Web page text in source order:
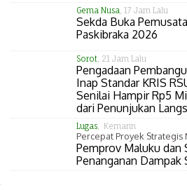
Gema Nusa , 17 Jam Lalu
Sekda Buka
Paskibraka 2026
Sorot, 21 Jam Lalu
Pengadaan
Inap Standar KRIS
Senilai Hampir Rp5
dari Penunjukan
Lugas, Kemarin
Percepat Proyek Strategis
Pemprov Maluku dan
Penanganan Dampak